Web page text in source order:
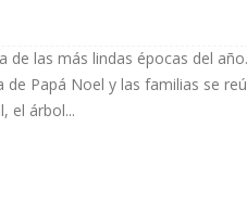
de las más lindas épocas del
de Papá Noel y las familias se
el árbol...